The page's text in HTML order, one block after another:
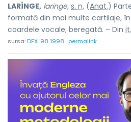
LARÍNGE, laringe, s. n. (Anat.)
formată din mai multe cartilaje,
coardele vocale; beregată. – Din it.
sursa:DEX '98 1998 permalink